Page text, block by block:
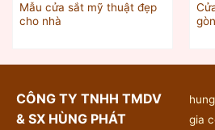
Mẫu cửa sắt mỹ thuật đẹp
cho nhà
gòn
CÔNG TY TNHH TMDV
& SX HÙNG PHÁT
gia